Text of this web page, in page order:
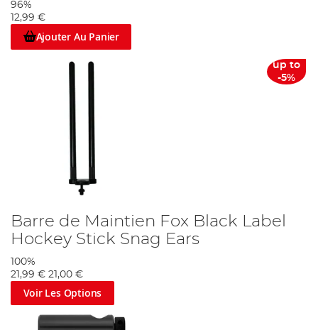
96%
12,99 €
Ajouter Au Panier
up to
-5%
Barre de Maintien Fox Black Label
Hockey Stick Snag Ears
100%
21,99 € 21,00 €
Voir Les Options